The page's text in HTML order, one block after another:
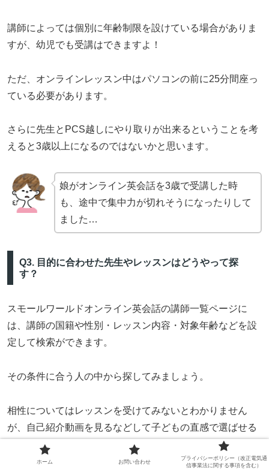
講師によっては個別に年齢制限を設けている場合がありま
すが、幼児でも受講はできますよ！
ただ、オンラインレッスン中はパソコンの前に25分間座っ
ている必要があります。
さらに先生とPCS越しにやり取りが出来るということを考
えると3歳以上になるのではないかと思います。
娘がオンライン英会話を3歳で受講した時
も、途中で集中力が切れそうになったりして
ました…
Q3. 目的に合わせた先生やレッスンはどうやって探
す？
スモールワールドオンライン英会話の講師一覧ページに
は、講師の国籍や性別・レッスン内容・対象年齢などを設
定して検索ができます。
その条件に合う人の中から探してみましょう。
相性についてはレッスンを受けてみないとわかりません
が、自己紹介動画を見るなどして子どもの直感で選ばせる
のも良いかもしれませんね。
ホーム お問い合わせ
プライバシーポリシー（改正電気通
信事業法に関する事項を含む）